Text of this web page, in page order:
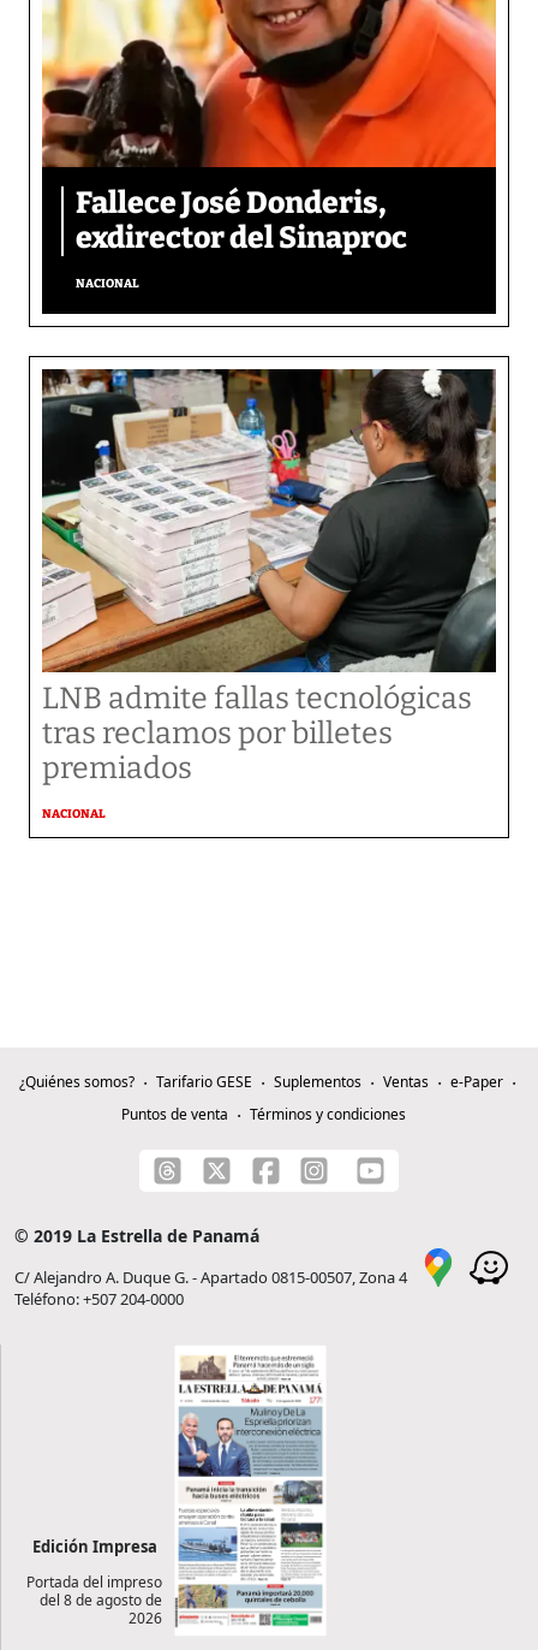
Fallece José Donderis,
exdirector del Sinaproc
NACIONAL
LNB admite fallas tecnológicas
tras reclamos por billetes
premiados
NACIONAL
¿Quiénes somos? Tarifario GESE Suplementos Ventas
e-Paper
Puntos de venta
Términos y condiciones
© 2019 La Estrella de Panamá
C/ Alejandro A. Duque G. - Apartado 0815-00507, Zona 4
Teléfono: +507 204-0000
Edición Impresa
Portada del impreso
del 8 de agosto de
2026